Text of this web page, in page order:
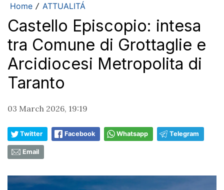
Home / ATTUALITÁ
Castello Episcopio: intesa
tra Comune di Grottaglie e
Arcidiocesi Metropolita di
Taranto
03 March 2026, 19:19
Twitter Facebook Whatsapp Telegram
Email